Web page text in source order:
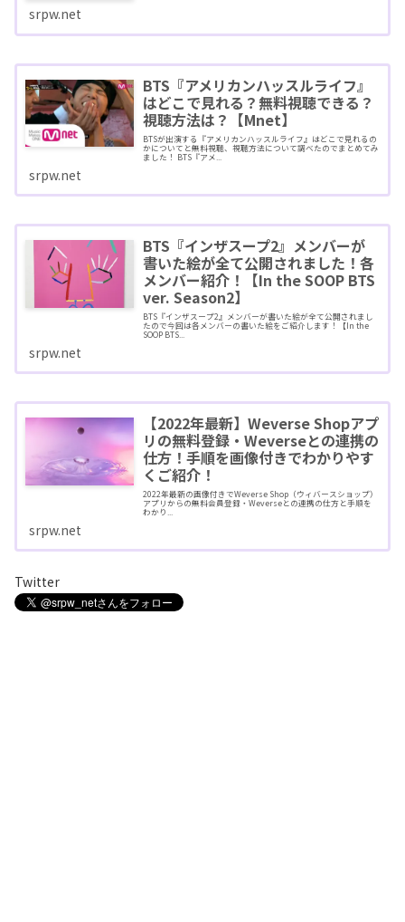
srpw.net
BTS『アメリカンハッスルライフ』
はどこで見れる？無料視聴できる？
視聴方法は？【Mnet】
BTSが出演する『アメリカンハッスルライフ』はどこで見れるの
かについてと無料視聴、視聴方法について調べたのでまとめてみ
ました！ BTS『アメ...
srpw.net
BTS『インザスープ2』メンバーが
書いた絵が全て公開されました！各
メンバー紹介！【In the SOOP BTS
ver. Season2】
BTS『インザスープ2』メンバーが書いた絵が全て公開されまし
たので今回は各メンバーの書いた絵をご紹介します！【In the
SOOP BTS...
srpw.net
【2022年最新】Weverse Shopアプ
リの無料登録・Weverseとの連携の
仕方！手順を画像付きでわかりやす
くご紹介！
2022年最新の画像付きでWeverse Shop（ウィバースショップ）
アプリからの無料会員登録・Weverseとの連携の仕方と手順を
わかり...
srpw.net
Twitter